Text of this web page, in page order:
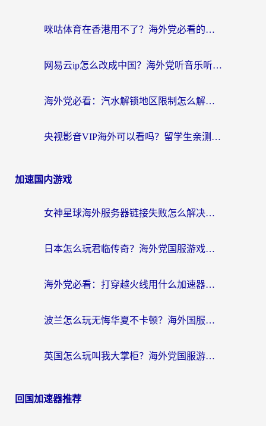
咪咕体育在香港用不了？海外党必看的回国加速器选择指南（附3个真实场景解决方案）
网易云ip怎么改成中国？海外党听音乐听书的无痛解决方案
海外党必看：汽水解锁地区限制怎么解除？3招解决国内影音&生活服务难题
央视影音VIP海外可以看吗？留学生亲测有效的回国加速器选择指南
加速国内游戏
女神星球海外服务器链接失败怎么解决？海外党国服游戏加速避坑指南
日本怎么玩君临传奇？海外党国服游戏加速避坑指南（附菲律宾欧洲玩家实测）
海外党必看：打穿越火线用什么加速器？解决延迟卡顿，还能玩奇妙拼图世界和第五人格
波兰怎么玩无悔华夏不卡顿？海外国服游戏加速器终极指南（附征途2萤火突击解决方案）
英国怎么玩叫我大掌柜？海外党国服游戏加速避坑指南（附实测推荐）
回国加速器推荐